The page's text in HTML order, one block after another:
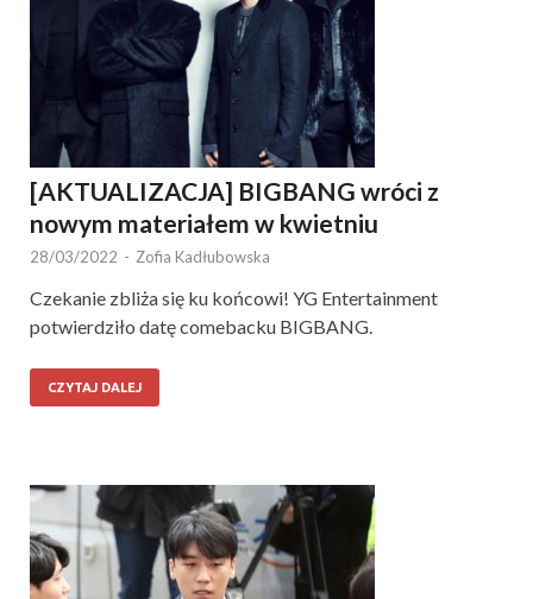
[AKTUALIZACJA] BIGBANG wróci z
nowym materiałem w kwietniu
28/03/2022 - Zofia Kadłubowska
Czekanie zbliża się ku końcowi! YG Entertainment
potwierdziło datę comebacku BIGBANG.
CZYTAJ DALEJ